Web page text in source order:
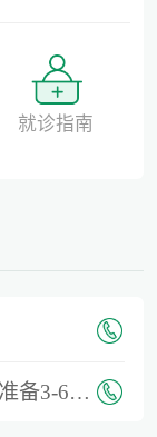
就诊指南
月时间